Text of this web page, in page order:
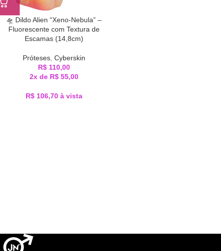
🛸 Dildo Alien “Xeno-Nebula” –
Fluorescente com Textura de
Escamas (14,8cm)
Próteses Cyberskin
R$ 110,00
2x de R$ 55,00
R$ 106,70 à vista